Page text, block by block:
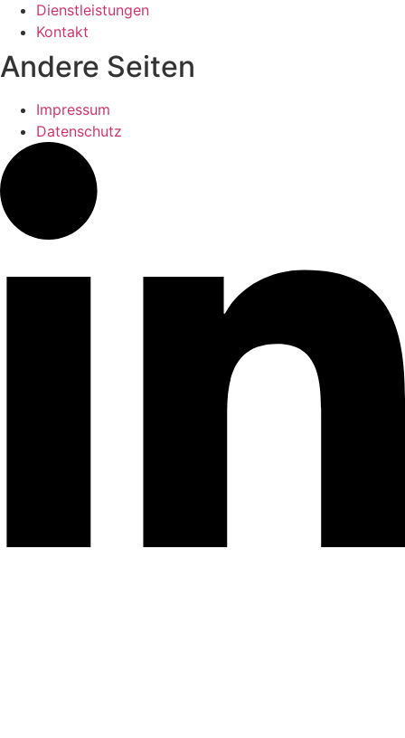
Dienstleistungen
Kontakt
Andere Seiten
Impressum
Datenschutz